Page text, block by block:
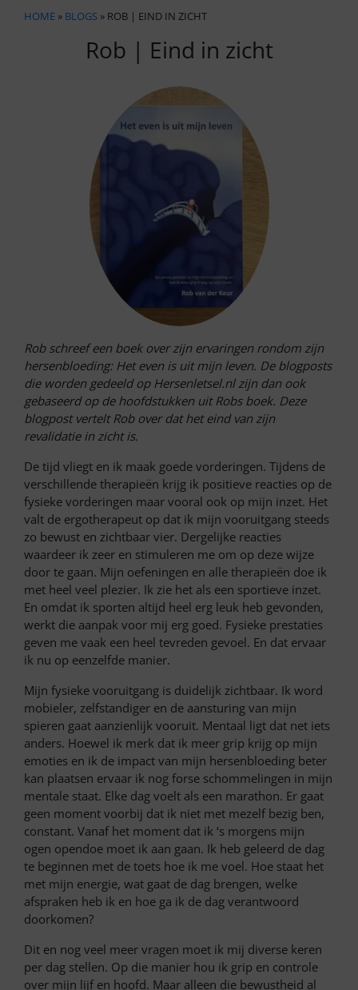
HOME » BLOGS » ROB | EIND IN ZICHT
Rob | Eind in zicht
Rob schreef een boek over zijn ervaringen rondom zijn
hersenbloeding: Het even is uit mijn leven. De blogposts
die worden gedeeld op Hersenletsel.nl zijn dan ook
gebaseerd op de hoofdstukken uit Robs boek. Deze
blogpost vertelt Rob over dat het eind van zijn
revalidatie in zicht is.
De tijd vliegt en ik maak goede vorderingen. Tijdens de
verschillende therapieën krijg ik positieve reacties op de
fysieke vorderingen maar vooral ook op mijn inzet. Het
valt de ergotherapeut op dat ik mijn vooruitgang steeds
zo bewust en zichtbaar vier. Dergelijke reacties
waardeer ik zeer en stimuleren me om op deze wijze
door te gaan. Mijn oefeningen en alle therapieën doe ik
met heel veel plezier. Ik zie het als een sportieve inzet.
En omdat ik sporten altijd heel erg leuk heb gevonden,
werkt die aanpak voor mij erg goed. Fysieke prestaties
geven me vaak een heel tevreden gevoel. En dat ervaar
ik nu op eenzelfde manier.
Mijn fysieke vooruitgang is duidelijk zichtbaar. Ik word
mobieler, zelfstandiger en de aansturing van mijn
spieren gaat aanzienlijk vooruit. Mentaal ligt dat net iets
anders. Hoewel ik merk dat ik meer grip krijg op mijn
emoties en ik de impact van mijn hersenbloeding beter
kan plaatsen ervaar ik nog forse schommelingen in mijn
mentale staat. Elke dag voelt als een marathon. Er gaat
geen moment voorbij dat ik niet met mezelf bezig ben,
constant. Vanaf het moment dat ik ‘s morgens mijn
ogen opendoe moet ik aan gaan. Ik heb geleerd de dag
te beginnen met de toets hoe ik me voel. Hoe staat het
met mijn energie, wat gaat de dag brengen, welke
afspraken heb ik en hoe ga ik de dag verantwoord
doorkomen?
Dit en nog veel meer vragen moet ik mij diverse keren
per dag stellen. Op die manier hou ik grip en controle
over mijn lijf en hoofd. Maar alleen die bewustheid al